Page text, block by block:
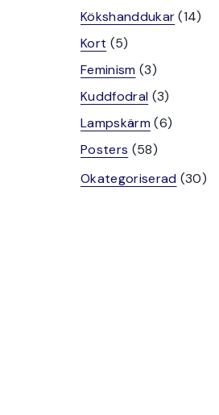
produkter
Kökshanddukar 1414
Kort 55
produkter
Feminism 33
produkter
Kuddfodral 33
produkter
Lampskärm 66
Posters 5858
produkter
Okategoriserad 3030